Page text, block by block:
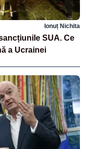
Ionuț Nichita
SUA. Ce
a Ucrainei